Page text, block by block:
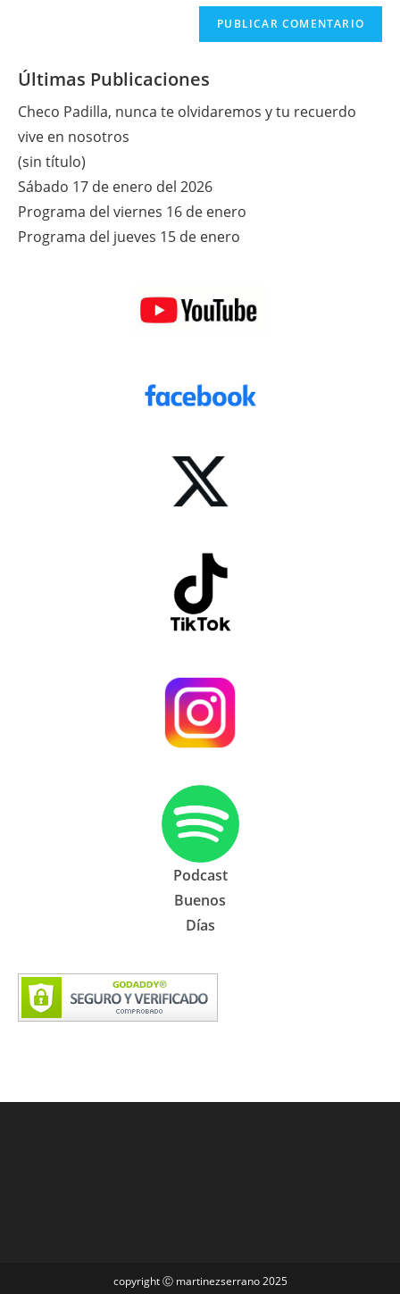
Últimas Publicaciones
Checo Padilla, nunca te olvidaremos y tu recuerdo
vive en nosotros
(sin título)
Sábado 17 de enero del 2026
Programa del viernes 16 de enero
Programa del jueves 15 de enero
Podcast
Buenos
Días
copyright Ⓒ martinezserrano 2025